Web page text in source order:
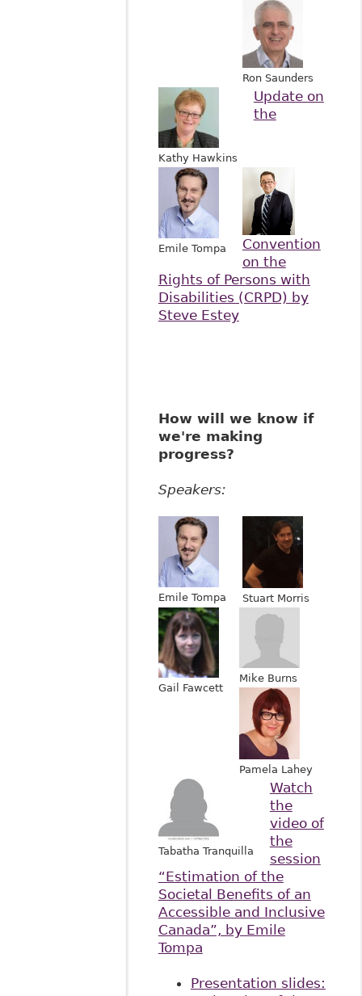
Ron Saunders
Kathy Hawkins
Emile Tompa
Update on
the
Convention
on the
Rights of Persons with
Disabilities (CRPD) by
Steve Estey
How will we know if
we're making
progress?
Speakers:
Emile Tompa Stuart Morris
Gail Fawcett
Mike Burns
Pamela Lahey
Tabatha Tranquilla
Watch
the
video of
the
session
“Estimation of the
Societal Benefits of an
Accessible and Inclusive
Canada”, by Emile
Tompa
Presentation slides: